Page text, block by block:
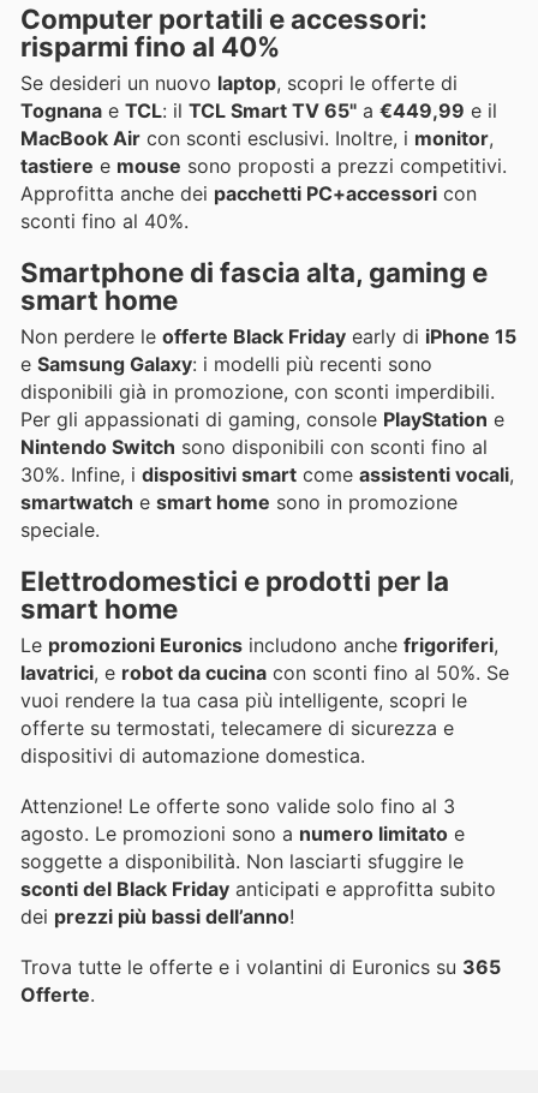
Computer portatili e accessori:
risparmi fino al 40%
Se desideri un nuovo laptop, scopri le offerte di
Tognana e TCL: il TCL Smart TV 65" a €449,99 e il
MacBook Air con sconti esclusivi. Inoltre, i monitor,
tastiere e mouse sono proposti a prezzi competitivi.
Approfitta anche dei pacchetti PC+accessori con
sconti fino al 40%.
Smartphone di fascia alta, gaming e
smart home
Non perdere le offerte Black Friday early di iPhone 15
e Samsung Galaxy: i modelli più recenti sono
disponibili già in promozione, con sconti imperdibili.
Per gli appassionati di gaming, console PlayStation e
Nintendo Switch sono disponibili con sconti fino al
30%. Infine, i dispositivi smart come assistenti vocali,
smartwatch e smart home sono in promozione
speciale.
Elettrodomestici e prodotti per la
smart home
Le promozioni Euronics includono anche frigoriferi,
lavatrici, e robot da cucina con sconti fino al 50%. Se
vuoi rendere la tua casa più intelligente, scopri le
offerte su termostati, telecamere di sicurezza e
dispositivi di automazione domestica.
Attenzione! Le offerte sono valide solo fino al 3
agosto. Le promozioni sono a numero limitato e
soggette a disponibilità. Non lasciarti sfuggire le
sconti del Black Friday anticipati e approfitta subito
dei prezzi più bassi dell’anno!
Trova tutte le offerte e i volantini di Euronics su 365
Offerte.